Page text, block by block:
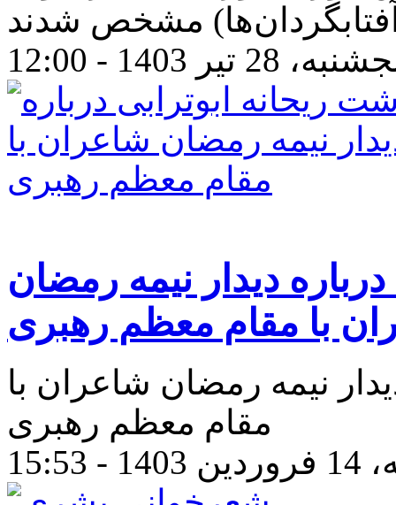
28 تیر 1403 - 12:00
دیدار نیمه رمضان
با مقام معظم رهبری
نیمه رمضان شاعران با
مقام معظم رهبری